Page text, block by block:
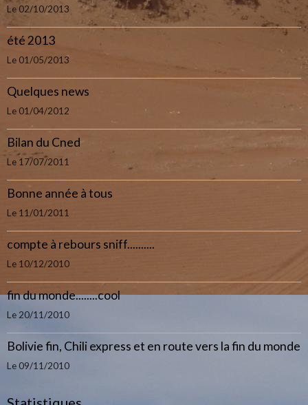
Le 02/10/2013
été 2013
Le 01/05/2013
Quelques news
Le 01/04/2012
Bilan du Cned
Le 17/07/2011
Bonne année à tous
Le 11/01/2011
compte à rebours sniff..........
Le 10/12/2010
fin du monde........cool
Le 20/11/2010
Bolivie fin, Chili express et en route vers la fin du monde
Le 09/11/2010